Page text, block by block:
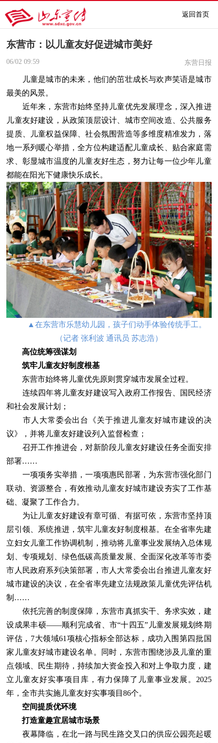
返回首页
东营市：以儿童友好促进城市美好
06/02 09:59 东营日报
儿童是城市的未来，他们的茁壮成长与欢声笑语是城市
最美的风景。
近年来，东营市始终坚持儿童优先发展理念，深入推进
儿童友好建设，从政策顶层设计、城市空间改造、公共服务
提质、儿童权益保障、社会氛围营造等多维度精准发力，落
地一系列暖心举措，全方位构建适配儿童成长、贴合家庭需
求、彰显城市温度的儿童友好生态，努力让每一位少年儿童
都能在阳光下健康快乐成长。
▲在东营市乐慧幼儿园，孩子们动手体验传统手工。
（记者 张利波 通讯员 苏志浩）
高位统筹强谋划
筑牢儿童友好制度根基
东营市始终将儿童优先原则贯穿城市发展全过程。
连续四年将儿童友好建设写入政府工作报告、国民经济
和社会发展计划；
市人大常委会出台《关于推进儿童友好城市建设的决
议》，并将儿童友好建设列入监督检查；
召开工作推进会，对新阶段儿童友好建设任务全面安排
部署……
一项项务实举措，一项项惠民部署，为东营市强化部门
联动、资源整合，有效推动儿童友好城市建设夯实了工作基
础、凝聚了工作合力。
为让儿童友好建设有章可循、有据可依，东营市坚持顶
层引领、系统推进，筑牢儿童友好制度根基。在全省率先建
立妇女儿童工作协调机制，推动将儿童事业发展纳入总体规
划、专项规划、绿色低碳高质量发展、全面深化改革等市委
市人民政府系列决策部署，市人大常委会出台推进儿童友好
城市建设的决议，在全省率先建立法规政策儿童优先评估机
制……
依托完善的制度保障，东营市真抓实干、务求实效，建
设成果丰硕——顺利完成省、市“十四五”儿童发展规划终期
评估，7大领域61项核心指标全部达标，成功入围第四批国
家儿童友好城市建设名单。同时，东营市围绕涉及儿童的重
点领域、民生期待，持续加大资金投入和对上争取力度，建
立儿童友好实事项目库，有力保障了儿童事业发展。2025
年，全市共实施儿童友好实事项目86个。
空间提质优环境
打造童趣宜居城市场景
夜幕降临，在北一路与民生路交叉口的供应公园亮起暖